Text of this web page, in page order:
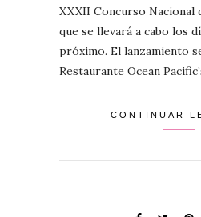
XXXII Concurso Nacional
que se llevará a cabo los
próximo. El lanzamiento
Restaurante Ocean
CONTINUAR